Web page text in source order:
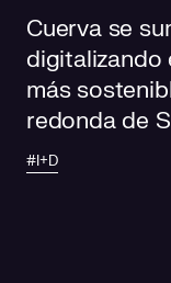
Cuerva se
digitalizando
más
redonda de
2024
#I+D